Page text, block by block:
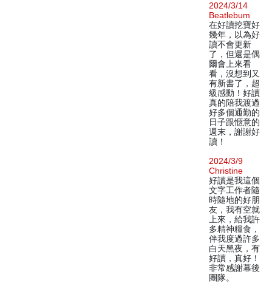
2024/3/14
Beatlebum
在好讀挖寶好
幾年，以為好
讀不會更新
了，但還是偶
爾會上來看
看，沒想到又
有新書了，超
級感動！好讀
真的陪我渡過
好多個通勤的
日子跟愜意的
週末，謝謝好
讀！
2024/3/9
Christine
好讀是我這個
文字工作者隨
時隨地的好朋
友，我有空就
上來，給我許
多精神糧食，
伴我度過許多
白天黑夜，有
好讀，真好！
非常感謝幕後
團隊。